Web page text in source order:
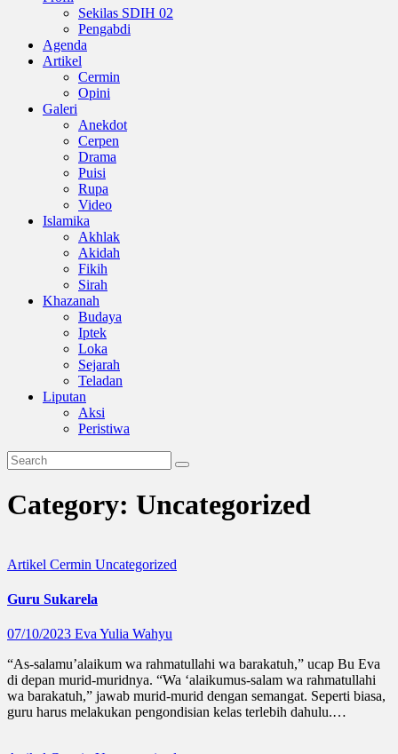
Sekilas SDIH 02
Pengabdi
Agenda
Artikel
Cermin
Opini
Galeri
Anekdot
Cerpen
Drama
Puisi
Rupa
Video
Islamika
Akhlak
Akidah
Fikih
Sirah
Khazanah
Budaya
Iptek
Loka
Sejarah
Teladan
Liputan
Aksi
Peristiwa
Category: Uncategorized
Artikel Cermin Uncategorized
Guru Sukarela
07/10/2023 Eva Yulia Wahyu
“As-salamu’alaikum wa rahmatullahi wa barakatuh,” ucap Bu Eva
di depan murid-muridnya. “Wa ‘alaikumus-salam wa rahmatullahi
wa barakatuh,” jawab murid-murid dengan semangat. Seperti biasa,
guru harus melakukan pengondisian kelas terlebih dahulu.…